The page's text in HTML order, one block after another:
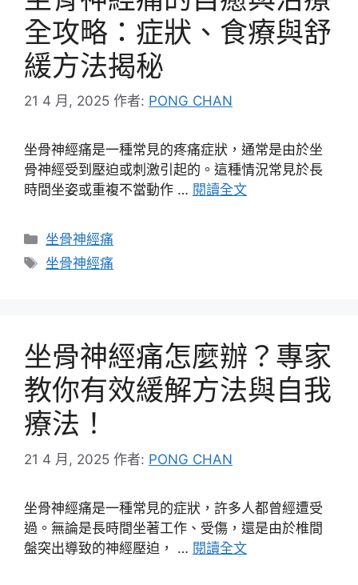
全攻略：症狀、食療與舒
緩方法揭秘
21 4 月, 2025 作者: PONG CHAN
坐骨神經痛是一種常見的疼痛症狀，通常是由於坐
骨神經受到壓迫或刺激引起的。這種情況常見於長
時間坐姿或重複不當動作 … 閱讀全文
分
類
坐骨神經痛
標
坐骨神經痛
坐骨神經痛怎麼辦？專家
教你有效緩解方法與自我
療法！
21 4 月, 2025 作者: PONG CHAN
坐骨神經痛是一種常見的症狀，許多人都曾經遭受
過。無論是長時間坐著工作、受傷，還是由於椎間
盤突出導致的神經壓迫， … 閱讀全文